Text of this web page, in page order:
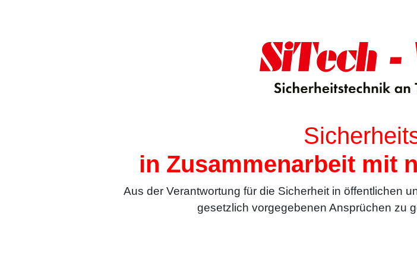
in Zusammenarbeit mit
Aus der Verantwortung für die Sicherheit in öffentlichen
gesetzlich vorgegebenen Ansprüchen zu